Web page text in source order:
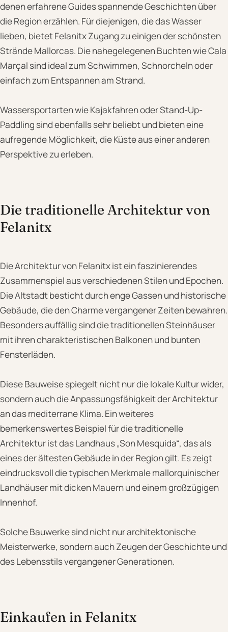
denen erfahrene Guides spannende Geschichten über
die Region erzählen. Für diejenigen, die das Wasser
lieben, bietet Felanitx Zugang zu einigen der schönsten
Strände Mallorcas. Die nahegelegenen Buchten wie Cala
Marçal sind ideal zum Schwimmen, Schnorcheln oder
einfach zum Entspannen am Strand.
Wassersportarten wie Kajakfahren oder Stand-Up-
Paddling sind ebenfalls sehr beliebt und bieten eine
aufregende Möglichkeit, die Küste aus einer anderen
Perspektive zu erleben.
Die traditionelle Architektur von
Felanitx
Die Architektur von Felanitx ist ein faszinierendes
Zusammenspiel aus verschiedenen Stilen und Epochen.
Die Altstadt besticht durch enge Gassen und historische
Gebäude, die den Charme vergangener Zeiten bewahren.
Besonders auffällig sind die traditionellen Steinhäuser
mit ihren charakteristischen Balkonen und bunten
Fensterläden.
Diese Bauweise spiegelt nicht nur die lokale Kultur wider,
sondern auch die Anpassungsfähigkeit der Architektur
an das mediterrane Klima. Ein weiteres
bemerkenswertes Beispiel für die traditionelle
Architektur ist das Landhaus „Son Mesquida“, das als
eines der ältesten Gebäude in der Region gilt. Es zeigt
eindrucksvoll die typischen Merkmale mallorquinischer
Landhäuser mit dicken Mauern und einem großzügigen
Innenhof.
Solche Bauwerke sind nicht nur architektonische
Meisterwerke, sondern auch Zeugen der Geschichte und
des Lebensstils vergangener Generationen.
Einkaufen in Felanitx